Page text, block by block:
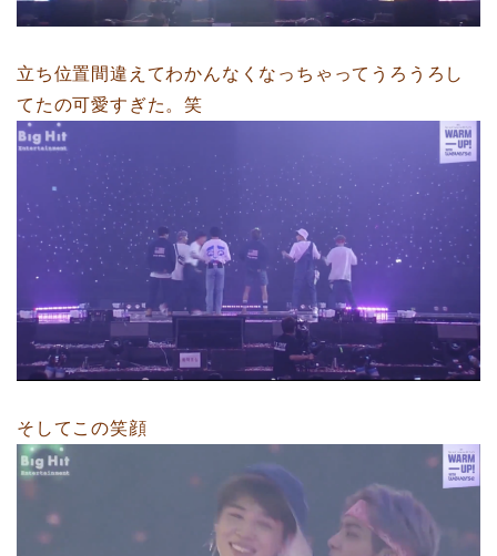
立ち位置間違えてわかんなくなっちゃってうろうろし
てたの可愛すぎた。笑
そしてこの笑顔